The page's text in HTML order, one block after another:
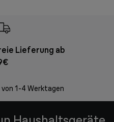
Lieferung ab
1-4 Werktagen